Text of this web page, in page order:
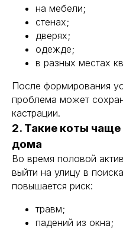
на мебели;
стенах;
дверях;
одежде;
в разных местах
После формирования
проблема может
кастрации.
2. Такие коты
дома
Во время половой
выйти на улицу в
повышается риск:
травм;
падений из окна;